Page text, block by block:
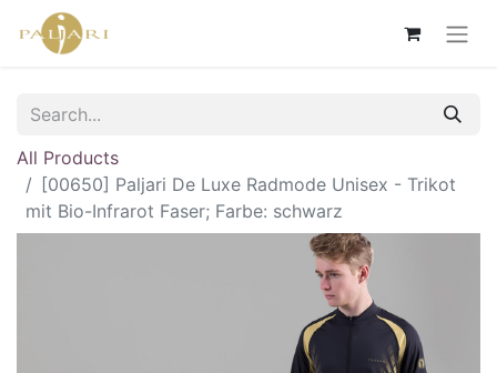
All Products
[00650] Paljari De Luxe Radmode Unisex - Trikot
mit Bio-Infrarot Faser; Farbe: schwarz